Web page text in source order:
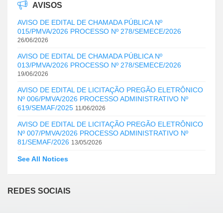
AVISOS
AVISO DE EDITAL DE CHAMADA PÚBLICA Nº
015/PMVA/2026 PROCESSO Nº 278/SEMECE/2026
26/06/2026
AVISO DE EDITAL DE CHAMADA PÚBLICA Nº
013/PMVA/2026 PROCESSO Nº 278/SEMECE/2026
19/06/2026
AVISO DE EDITAL DE LICITAÇÃO PREGÃO ELETRÔNICO
Nº 006/PMVA/2026 PROCESSO ADMINISTRATIVO Nº
619/SEMAF/2025 11/06/2026
AVISO DE EDITAL DE LICITAÇÃO PREGÃO ELETRÔNICO
Nº 007/PMVA/2026 PROCESSO ADMINISTRATIVO Nº
81/SEMAF/2026 13/05/2026
See All Notices
REDES SOCIAIS